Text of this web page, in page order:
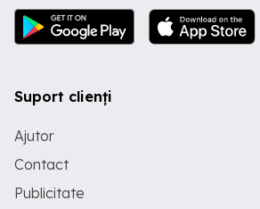
Suport clienți
Ajutor
Contact
Publicitate